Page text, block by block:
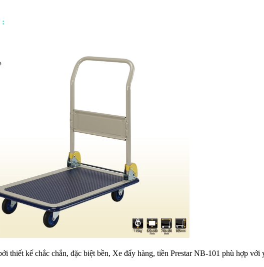
:
kế chắc chắn, đặc biệt bền, Xe đẩy hàng, tiền Prestar NB-101 phù hợp với